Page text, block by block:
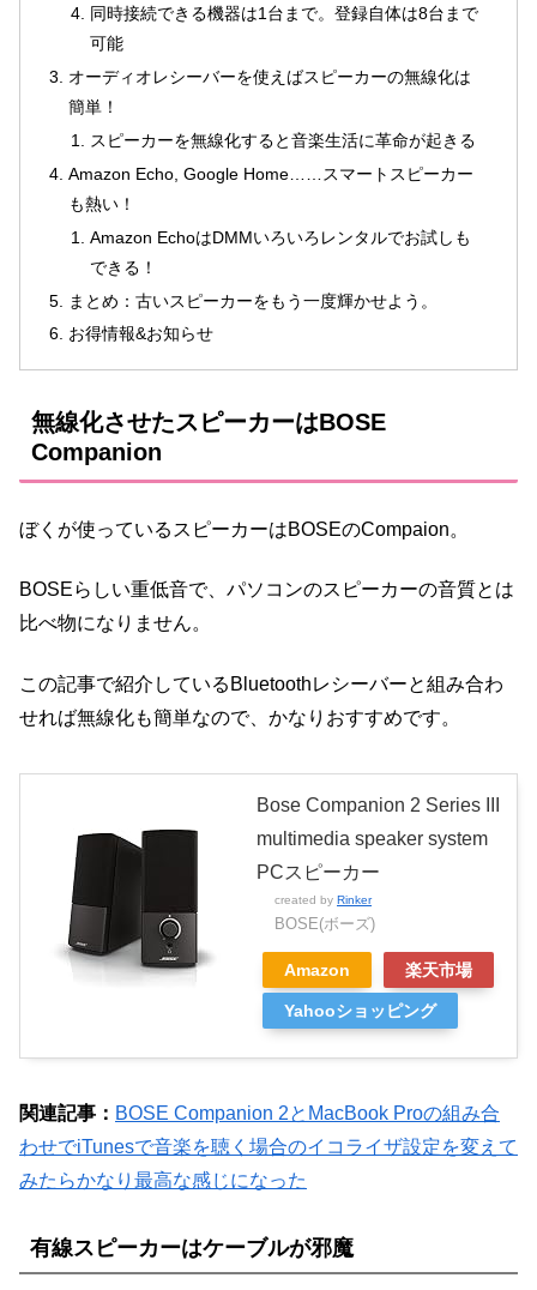
同時接続できる機器は1台まで。登録自体は8台まで
可能
オーディオレシーバーを使えばスピーカーの無線化は
簡単！
スピーカーを無線化すると音楽生活に革命が起きる
Amazon Echo, Google Home……スマートスピーカー
も熱い！
Amazon EchoはDMMいろいろレンタルでお試しも
できる！
まとめ：古いスピーカーをもう一度輝かせよう。
お得情報&お知らせ
無線化させたスピーカーはBOSE
Companion
ぼくが使っているスピーカーはBOSEのCompaion。
BOSEらしい重低音で、パソコンのスピーカーの音質とは
比べ物になりません。
この記事で紹介しているBluetoothレシーバーと組み合わ
せれば無線化も簡単なので、かなりおすすめです。
Bose Companion 2 Series III
multimedia speaker system
PCスピーカー
created by Rinker
BOSE(ボーズ)
Amazon 楽天市場
Yahooショッピング
関連記事： BOSE Companion 2とMacBook Proの組み合
わせでiTunesで音楽を聴く場合のイコライザ設定を変えて
みたらかなり最高な感じになった
有線スピーカーはケーブルが邪魔